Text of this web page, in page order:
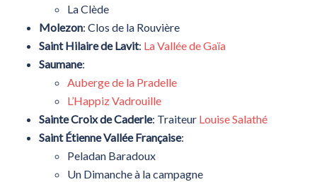
La Clède
Molezon: Clos de la Rouvière
Saint Hilaire de Lavit: La Vallée de Gaïa
Saumane:
Auberge de la Pradelle
L’Happiz Vadrouille
Sainte Croix de Caderle: Traiteur Louise Salathé
Saint Étienne Vallée Française:
Peladan Baradoux
Un Dimanche à la campagne